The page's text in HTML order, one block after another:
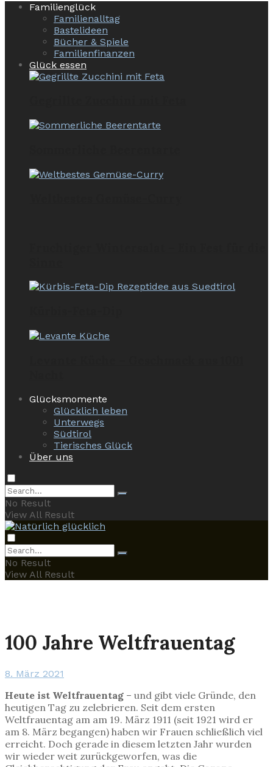
Familienglück
Familienalltag
Bastelideen
Bücher & Spiele
Familienfinanzen
Glück essen
Glücksmomente
Glücklich leben
Unterwegs
Südtirol
Tierisches Glück
Über uns
No Result
View All Result
No Result
View All Result
100 Jahre Weltfrauentag
8. März 2021
Heute ist Weltfrauentag – und gibt viele Gründe, den
heutigen Tag zu zelebrieren. Seit dem ersten
Weltfrauentag am am 19. März 1911 (seit 1921 wird er
am 8. März begangen) haben wir Frauen schließlich viel
erreicht. Doch gerade in diesem letzten Jahr wurden
wir wieder weit zurückgeworfen, was die